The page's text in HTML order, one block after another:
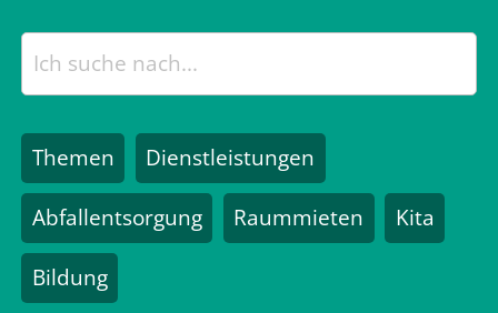
Themen Dienstleistungen
Abfallentsorgung Raummieten Kita
Bildung